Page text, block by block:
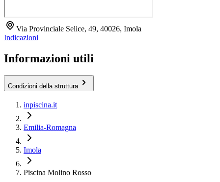
Via Provinciale Selice, 49, 40026, Imola
Indicazioni
Informazioni utili
Condizioni della struttura
inpiscina.it
Emilia-Romagna
Imola
Piscina Molino Rosso